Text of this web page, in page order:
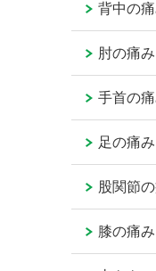
背中の
肘の痛み
手首の
足の痛み
股関節
膝の痛み